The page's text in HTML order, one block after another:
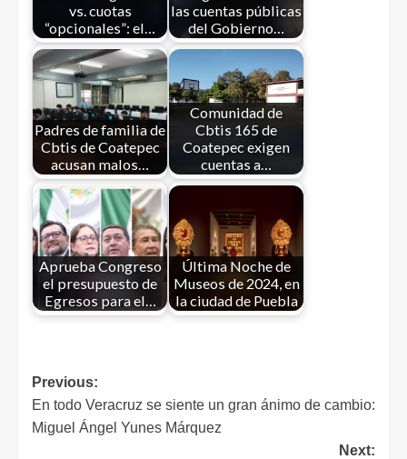
vs. cuotas
“opcionales”: el…
las cuentas públicas
del Gobierno…
Padres de familia de
Cbtis de Coatepec
acusan malos…
Comunidad de
Cbtis 165 de
Coatepec exigen
cuentas a…
Aprueba Congreso
el presupuesto de
Egresos para el…
Última Noche de
Museos de 2024, en
la ciudad de Puebla
Previous:
En todo Veracruz se siente un gran ánimo de cambio:
Miguel Ángel Yunes Márquez
Next: